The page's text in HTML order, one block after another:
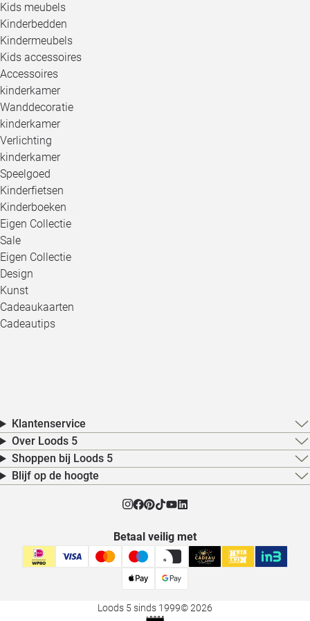
Kids meubels
Kinderbedden
Kindermeubels
Kids accessoires
Accessoires
kinderkamer
Wanddecoratie
kinderkamer
Verlichting
kinderkamer
Speelgoed
Kinderfietsen
Kinderboeken
Eigen Collectie
Sale
Eigen Collectie
Design
Kunst
Cadeaukaarten
Cadeautips
Klantenservice
Over Loods 5
Shoppen bij Loods 5
Blijf op de hoogte
Betaal veilig met
Loods 5 sinds 1999© 2026